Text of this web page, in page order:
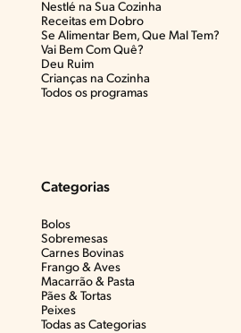
Nestlé na Sua Cozinha
Receitas em Dobro
Se Alimentar Bem, Que Mal Tem?​
Vai Bem Com Quê?​
Deu Ruim​
Crianças na Cozinha​
Todos os programas
Categorias
Bolos
Sobremesas
Carnes Bovinas​
Frango & Aves​
Macarrão & Pasta​
Pães & Tortas​
Peixes
Todas as Categorias